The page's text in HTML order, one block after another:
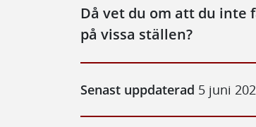
Då vet du om att du inte
på vissa ställen?
Senast uppdaterad 5 juni